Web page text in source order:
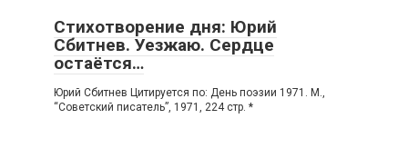
Стихотворение дня: Юрий
Сбитнев. Уезжаю. Сердце
остаётся…
Юрий Сбитнев Цитируется по: День поэзии 1971. М.,
“Советский писатель”, 1971, 224 стр. *